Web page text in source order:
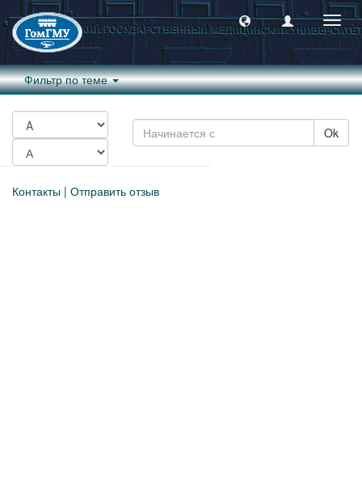
Фильтр по теме
Ok
Контакты | Отправить отзыв